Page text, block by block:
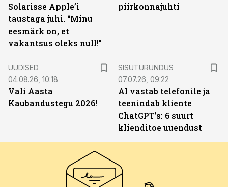
Solarisse Apple’i
taustaga juhi. “Minu
eesmärk on, et
vakantsus oleks null!”
piirkonnajuhti
UUDISED
04.08.26, 10:18
Vali Aasta
Kaubandustegu 2026!
SISUTURUNDUS
07.07.26, 09:22
AI vastab telefonile ja
teenindab kliente
ChatGPT’s: 6 suurt
klienditoe uuendust